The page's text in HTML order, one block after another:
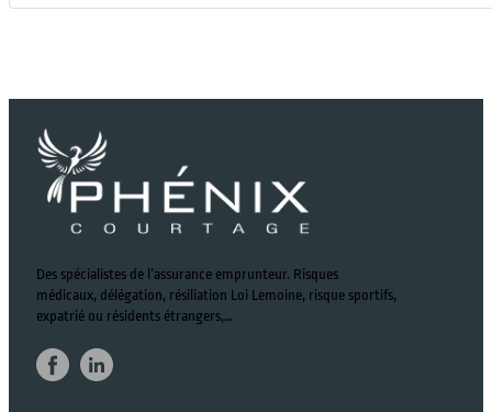
Des spécialistes de l’assurance emprunteur. Risques
médicaux, délégation, résiliation Loi Lemoine, risque sportifs,
expatrié ou résidents étrangers,…